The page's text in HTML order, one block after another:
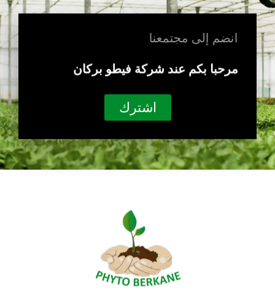
انضم إلى مجتمعنا
مرحبا بكم عند شركة فيطو بركان
اشترك